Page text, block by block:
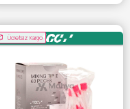
SEPETE EKLE
Ücretsiz Kargo